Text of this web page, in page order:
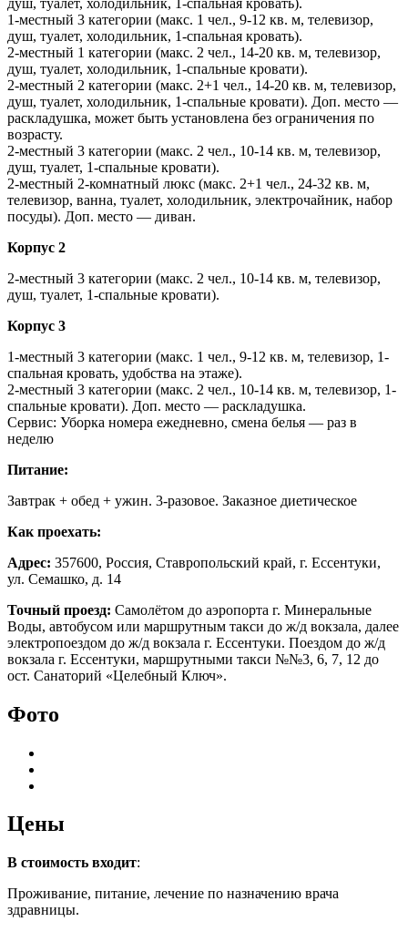
1-местный 3 категории (макс. 1 чел., 9-12 кв. м, телевизор,
душ, туалет, холодильник, 1-спальная кровать).
2-местный 1 категории (макс. 2 чел., 14-20 кв. м, телевизор,
душ, туалет, холодильник, 1-спальные кровати).
2-местный 2 категории (макс. 2+1 чел., 14-20 кв. м, телевизор,
душ, туалет, холодильник, 1-спальные кровати). Доп. место —
раскладушка, может быть установлена без ограничения по
возрасту.
2-местный 3 категории (макс. 2 чел., 10-14 кв. м, телевизор,
душ, туалет, 1-спальные кровати).
2-местный 2-комнатный люкс (макс. 2+1 чел., 24-32 кв. м,
телевизор, ванна, туалет, холодильник, электрочайник, набор
посуды). Доп. место — диван.
Корпус 2
2-местный 3 категории (макс. 2 чел., 10-14 кв. м, телевизор,
душ, туалет, 1-спальные кровати).
Корпус 3
1-местный 3 категории (макс. 1 чел., 9-12 кв. м, телевизор, 1-
спальная кровать, удобства на этаже).
2-местный 3 категории (макс. 2 чел., 10-14 кв. м, телевизор, 1-
спальные кровати). Доп. место — раскладушка.
Сервис: Уборка номера ежедневно, смена белья — раз в
неделю
Питание:
Завтрак + обед + ужин. 3-разовое. Заказное диетическое
Как проехать:
Адрес: 357600, Россия, Ставропольский край, г. Ессентуки,
ул. Семашко, д. 14
Точный проезд: Самолётом до аэропорта г. Минеральные
Воды, автобусом или маршрутным такси до ж/д вокзала, далее
электропоездом до ж/д вокзала г. Ессентуки. Поездом до ж/д
вокзала г. Ессентуки, маршрутными такси №№3, 6, 7, 12 до
ост. Санаторий «Целебный Ключ».
Фото
Цены
В стоимость входит:
Проживание, питание, лечение по назначению врача
здравницы.